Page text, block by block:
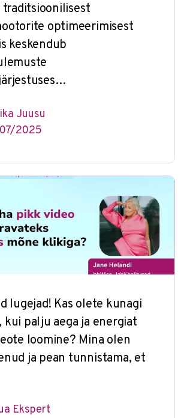
optimeerimisest
keskendub
Juusu
2025
lugejad! Kas olete kunagi
kui palju aega ja energiat
loomine? Mina olen
ja pean tunnistama, et
Ekspert